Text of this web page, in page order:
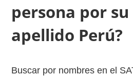
persona por
apellido Perú?
Buscar por nombres en el